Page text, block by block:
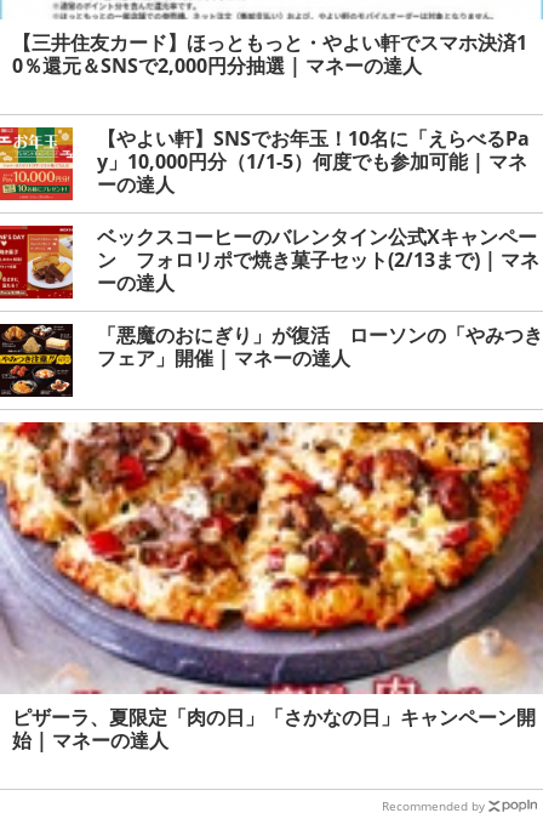
【三井住友カード】ほっともっと・やよい軒でスマホ決済1
0％還元＆SNSで2,000円分抽選 | マネーの達人
【やよい軒】SNSでお年玉！10名に「えらべるPa
y」10,000円分（1/1-5）何度でも参加可能 | マネ
ーの達人
ベックスコーヒーのバレンタイン公式Xキャンペー
ン フォロリポで焼き菓子セット(2/13まで) | マネ
ーの達人
「悪魔のおにぎり」が復活 ローソンの「やみつき
フェア」開催 | マネーの達人
ピザーラ、夏限定「肉の日」「さかなの日」キャンペーン開
始 | マネーの達人
Recommended by